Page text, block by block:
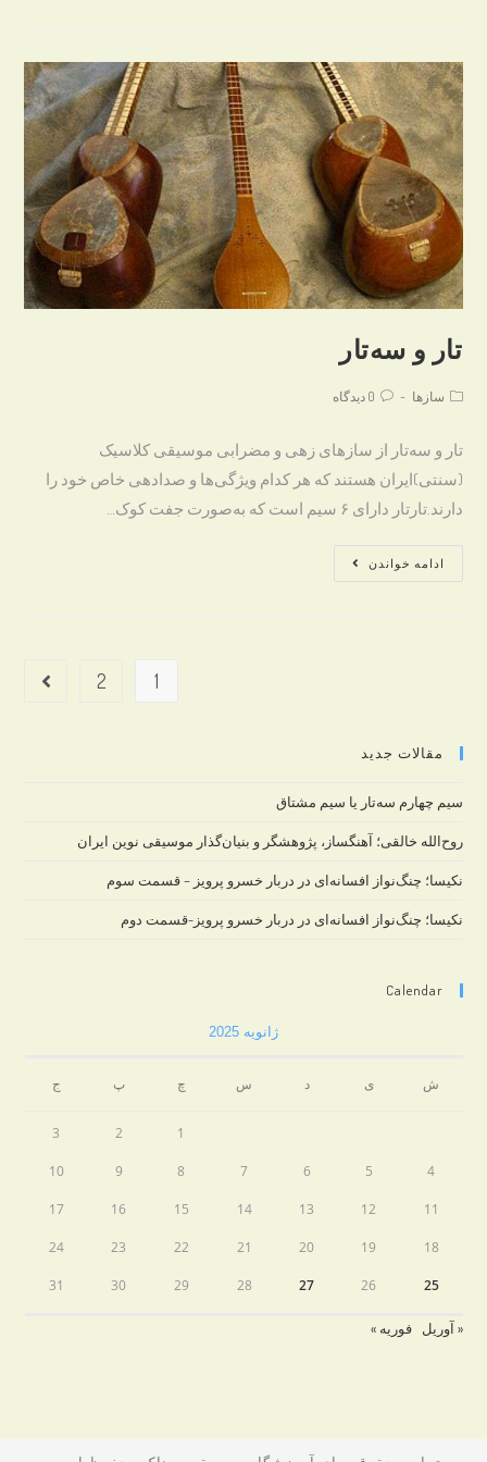
تار و سه‌تار
Postسازها
Post0 دیدگاه
تار و سه‌تار از سازهای زهی و مضرابی موسیقی کلاسیک
(سنتی)ایران هستند که هر کدام ویژگی‌ها و صدادهی خاص خود را
دارند.تارتار دارای ۶ سیم است که به‌صورت جفت کوک…
ادامه خواندن
1
2
مقالات جدید
سیم چهارم سه‌تار یا سیم مشتاق
روح‌الله خالقی؛ آهنگساز، پژوهشگر و بنیان‌گذار موسیقی نوین ایران
نکیسا؛ چنگ‌نواز افسانه‌ای در دربار خسرو پرویز – قسمت سوم
نکیسا؛ چنگ‌نواز افسانه‌ای در دربار خسرو پرویز-قسمت دوم
Calendar
ژانویه 2025
ش ی د س چ پ ج
1
2
3
4
5
6
7
8
9
10
11
12
13
14
15
16
17
18
19
20
21
22
23
24
25
26
27
28
29
30
31
« آوریل فوریه »